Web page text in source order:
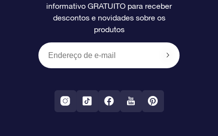
Avaliações
O cartão de presente da OSR
Presentes corporativos
Página estelar personalizada
Um Milhão de Estrelas
OSR Starsaver
Aplicativo RV Fly me to the stars
Informações de pagamento
Política de devolução
Constelações
informativo GRATUITO para receber
descontos e novidades sobre os
produtos